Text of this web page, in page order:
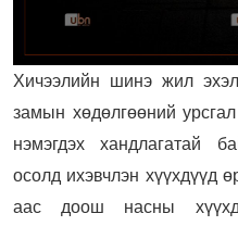
Хичээлийн шинэ жил
замын хөдөлгөөний
нэмэгдэх хандлагатай
осолд ихэвчлэн хүүхдүүд
аас доош насны